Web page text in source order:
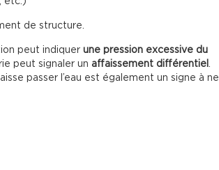
de structure.
peut indiquer une pression excessive du
peut signaler un affaissement différentiel
passer l’eau est également un signe à ne